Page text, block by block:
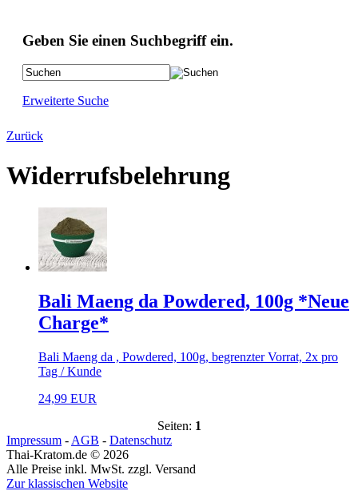
Geben Sie einen Suchbegriff ein.
Erweiterte Suche
Zurück
Widerrufsbelehrung
Bali Maeng da Powdered, 100g *Neue
Charge*
Bali Maeng da , Powdered, 100g, begrenzter Vorrat, 2x pro
Tag / Kunde
24,99 EUR
Seiten: 1
Impressum - AGB - Datenschutz
Thai-Kratom.de © 2026
Alle Preise inkl. MwSt. zzgl. Versand
Zur klassischen Website